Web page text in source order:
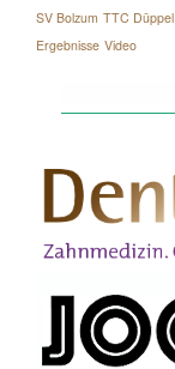
SV Bolzum TTC Düppel
Ergebnisse Video